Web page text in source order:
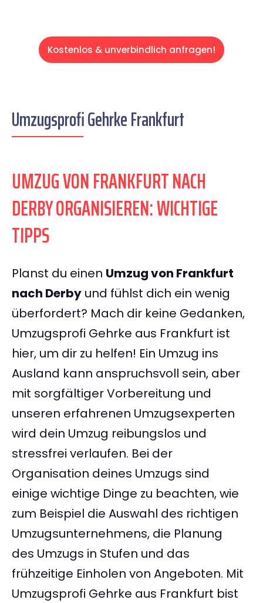
Kostenlos & unverbindlich anfragen!
Umzugsprofi Gehrke Frankfurt
UMZUG VON FRANKFURT NACH
DERBY ORGANISIEREN: WICHTIGE
TIPPS
Planst du einen Umzug von Frankfurt
nach Derby und fühlst dich ein wenig
überfordert? Mach dir keine Gedanken,
Umzugsprofi Gehrke aus Frankfurt ist
hier, um dir zu helfen! Ein Umzug ins
Ausland kann anspruchsvoll sein, aber
mit sorgfältiger Vorbereitung und
unseren erfahrenen Umzugsexperten
wird dein Umzug reibungslos und
stressfrei verlaufen. Bei der
Organisation deines Umzugs sind
einige wichtige Dinge zu beachten, wie
zum Beispiel die Auswahl des richtigen
Umzugsunternehmens, die Planung
des Umzugs in Stufen und das
frühzeitige Einholen von Angeboten. Mit
Umzugsprofi Gehrke aus Frankfurt bist